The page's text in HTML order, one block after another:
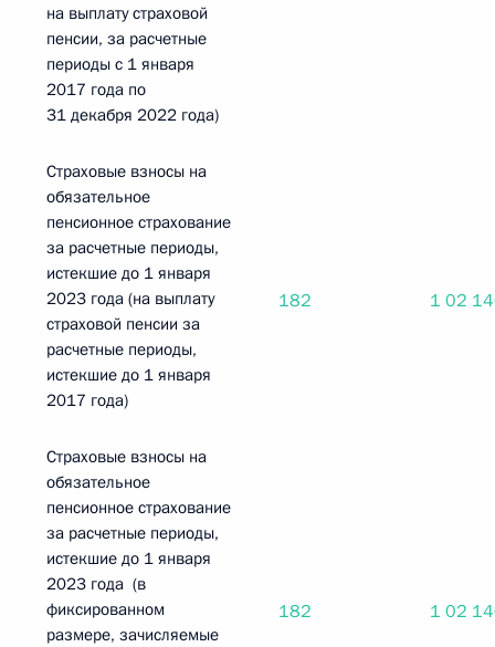
на выплату страховой
пенсии, за расчетные
периоды с 1 января
2017 года по
31 декабря 2022 года)
Страховые взносы на
обязательное
пенсионное страхование
за расчетные периоды,
истекшие до 1 января
2023 года (на выплату
страховой пенсии за
расчетные периоды,
истекшие до 1 января
2017 года)
182 1 02
Страховые взносы на
обязательное
пенсионное страхование
за расчетные периоды,
истекшие до 1 января
2023 года (в
фиксированном
размере, зачисляемые
182 1 02